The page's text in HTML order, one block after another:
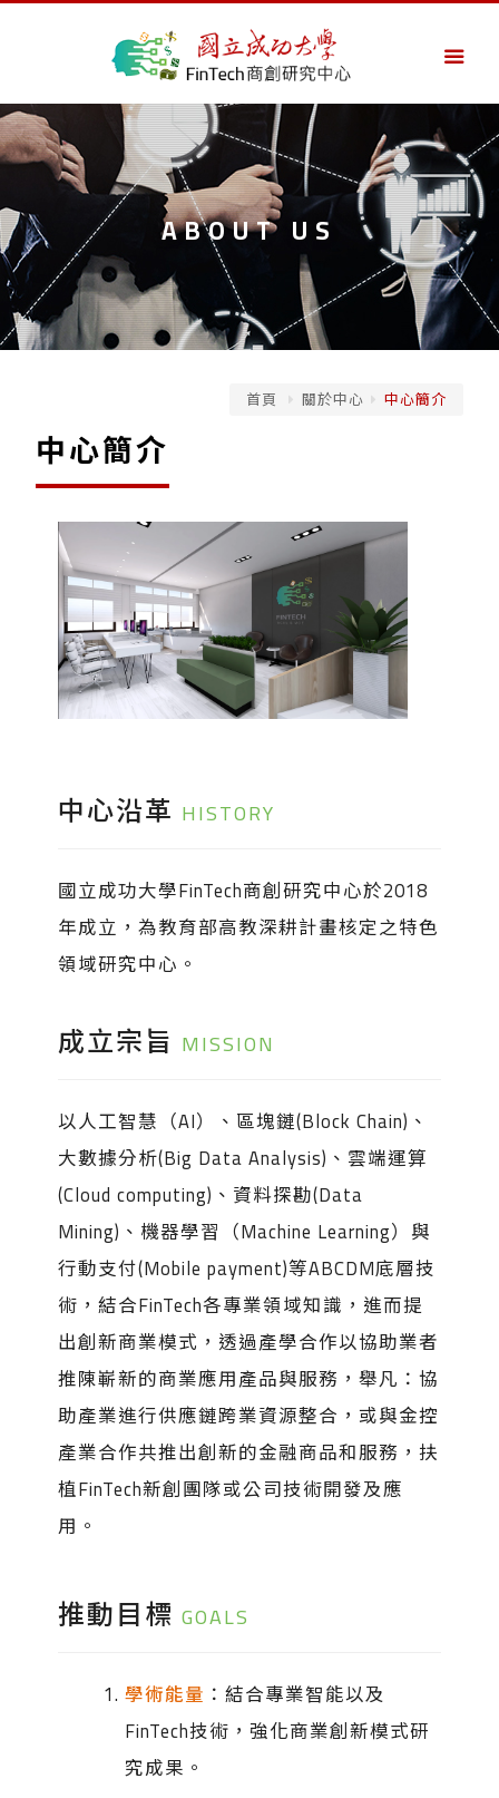
ABOUT US
首頁 關於中心 中心簡介
中心簡介
中心沿革 HISTORY
國立成功大學FinTech商創研究中心於2018
年成立，為教育部高教深耕計畫核定之特色
領域研究中心。
成立宗旨 MISSION
以人工智慧（AI）、區塊鏈(Block Chain)、
大數據分析(Big Data Analysis)、雲端運算
(Cloud computing)、資料探勘(Data
Mining)、機器學習（Machine Learning）與
行動支付(Mobile payment)等ABCDM底層技
術，結合FinTech各專業領域知識，進而提
出創新商業模式，透過產學合作以協助業者
推陳嶄新的商業應用產品與服務，舉凡：協
助產業進行供應鏈跨業資源整合，或與金控
產業合作共推出創新的金融商品和服務，扶
植FinTech新創團隊或公司技術開發及應
用。
推動目標 GOALS
學術能量 ：結合專業智能以及
FinTech技術，強化商業創新模式研
究成果。